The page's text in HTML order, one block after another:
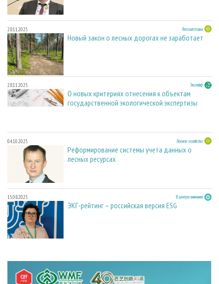
28.11.2025 Лесозаготовка
Новый закон о лесных дорогах не заработает
28.11.2025 Эколайф
О новых критериях отнесения к объектам
государственной экологической экспертизы
04.10.2025 Лесное хозяйство
Реформирование системы учета данных о
лесных ресурсах
15.08.2025 В центре внимания
ЭКГ-рейтинг – российская версия ESG